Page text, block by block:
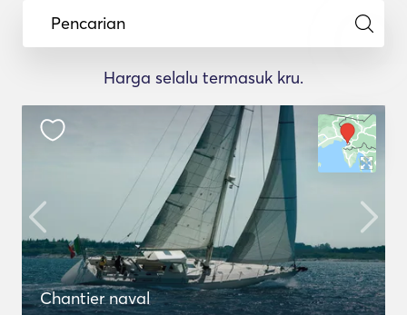
Pencarian
Harga selalu termasuk kru.
Chantier naval